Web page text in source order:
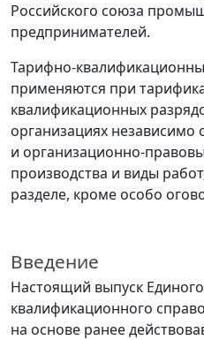
Российского союза
предпринимателей.
Тарифно-
применяются при
квалификационных
организациях независимо
и организационно-
производства и виды
разделе, кроме особо
Введение
Настоящий выпуск
квалификационного
на основе ранее